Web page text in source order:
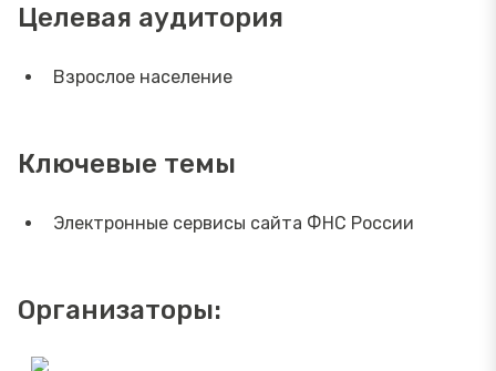
Целевая аудитория
Взрослое население
Ключевые темы
Электронные сервисы сайта ФНС России
Организаторы: